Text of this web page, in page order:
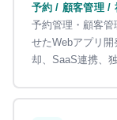
予約 / 顧客管理 /
予約管理・顧客
せたWebアプリ
却、SaaS連携、